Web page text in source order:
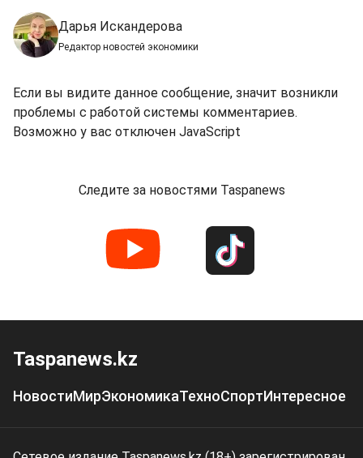
Дарья Искандерова
Редактор новостей экономики
Если вы видите данное сообщение, значит возникли
проблемы с работой системы комментариев.
Возможно у вас отключен JavaScript
Следите за новостями Taspanews
Taspanews.kz
НовостиМирЭкономикаТехноСпортИнтересное